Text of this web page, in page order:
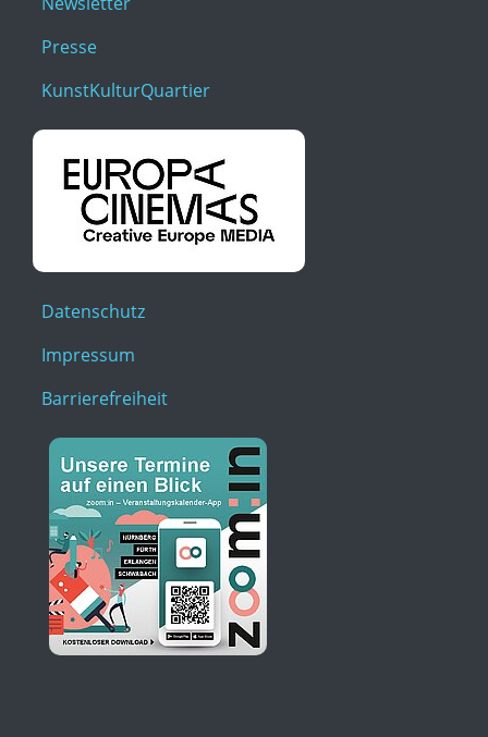
Presse
KunstKulturQuartier
Datenschutz
Impressum
Barrierefreiheit